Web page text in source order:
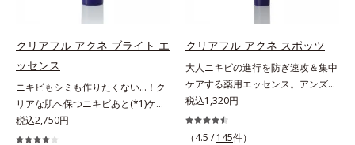
クリアフル アクネ ブライト エ
ッセンス
ニキビもシミも作りたくない…！ク
リアな肌へ保つニキビあと(*1)ケア
(*2)美容液。クリアな肌へ保つ、ニ
キビあと(*1)ケア(*2)美容液です。
税込2,750円
クリアフル アクネ スポッツ
大人ニキビの進行を防ぎ速攻＆集中
ケアする薬用エッセンス。アンズ果
汁が角層をやわらかくほぐして、毛
穴づまりを防ぎ、薬用成分を素早く
浸透させます。さらにイオウ、グリ
税込1,320円
（4.5 / 145件）